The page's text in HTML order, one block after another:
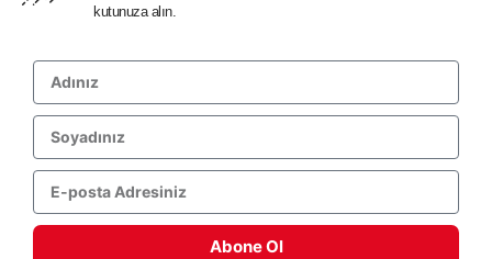
kutunuza alın.
Abone Ol